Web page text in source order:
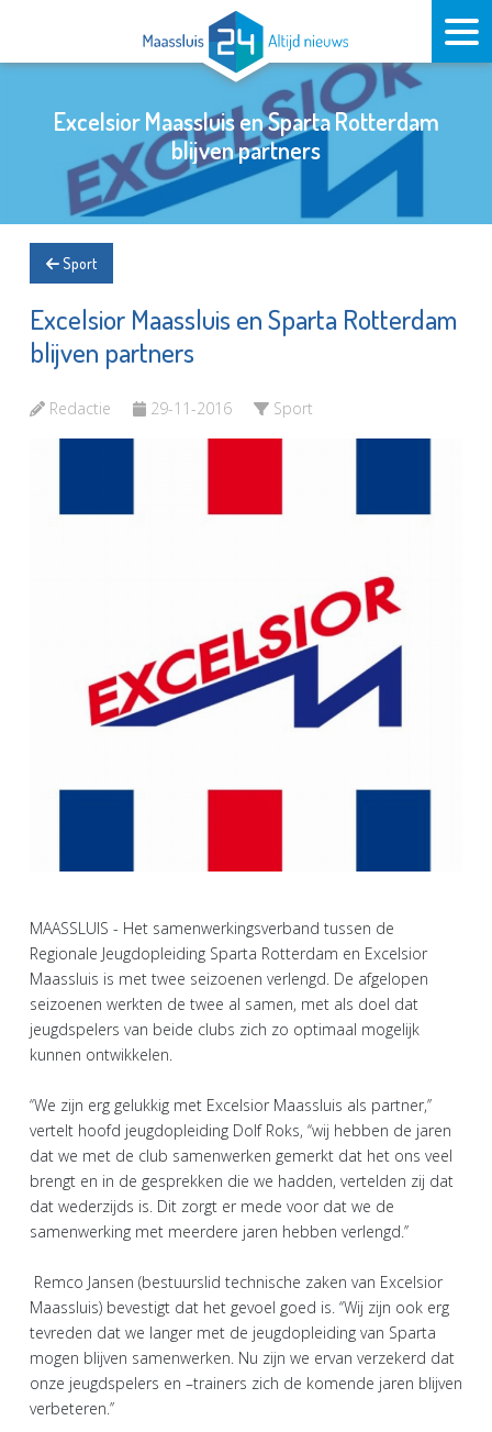
Excelsior Maassluis en Sparta Rotterdam
blijven partners
Sport
Excelsior Maassluis en Sparta Rotterdam
blijven partners
Redactie 29-11-2016 Sport
MAASSLUIS - Het samenwerkingsverband tussen de
Regionale Jeugdopleiding Sparta Rotterdam en Excelsior
Maassluis is met twee seizoenen verlengd. De afgelopen
seizoenen werkten de twee al samen, met als doel dat
jeugdspelers van beide clubs zich zo optimaal mogelijk
kunnen ontwikkelen.
‘‘We zijn erg gelukkig met Excelsior Maassluis als partner,’’
vertelt hoofd jeugdopleiding Dolf Roks, ‘‘wij hebben de jaren
dat we met de club samenwerken gemerkt dat het ons veel
brengt en in de gesprekken die we hadden, vertelden zij dat
dat wederzijds is. Dit zorgt er mede voor dat we de
samenwerking met meerdere jaren hebben verlengd.’’
Remco Jansen (bestuurslid technische zaken van Excelsior
Maassluis) bevestigt dat het gevoel goed is. ‘‘Wij zijn ook erg
tevreden dat we langer met de jeugdopleiding van Sparta
mogen blijven samenwerken. Nu zijn we ervan verzekerd dat
onze jeugdspelers en –trainers zich de komende jaren blijven
verbeteren.’’